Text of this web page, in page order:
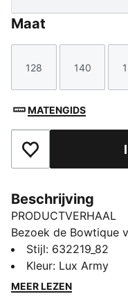
Maat
Maat
128
Maat
140
MATENGIDS
Toegevoegd aan
Beschrijving
PRODUCTVERHAAL
Bezoek de Bowtique
stijl. De Bowtique-
trendsetters en zijn
doordat we onze
Stijl: 632219_82
Kleur: Lux Army
MEER LEZEN